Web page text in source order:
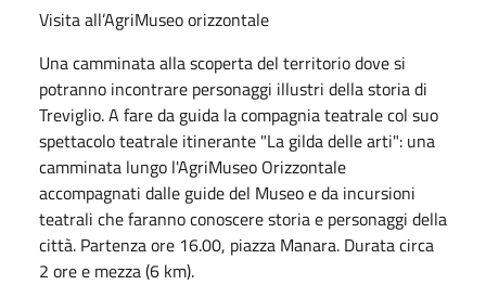
Visita all’AgriMuseo orizzontale
Una camminata alla scoperta del territorio dove si
potranno incontrare personaggi illustri della storia di
Treviglio. A fare da guida la compagnia teatrale col suo
spettacolo teatrale itinerante "La gilda delle arti": una
camminata lungo l'AgriMuseo Orizzontale
accompagnati dalle guide del Museo e da incursioni
teatrali che faranno conoscere storia e personaggi della
città. Partenza ore 16.00, piazza Manara. Durata circa
2 ore e mezza (6 km).